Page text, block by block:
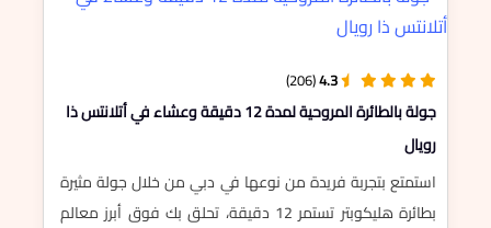
4.3
(206)
جولة بالطائرة المروحية لمدة 12 دقيقة وعشاء في أتلانتس ذا
رويال
استمتع بتجربة فريدة من نوعها في دبي من خلال جولة مثيرة
بطائرة هليكوبتر تستمر 12 دقيقة، تحلق بك فوق أبرز معالم